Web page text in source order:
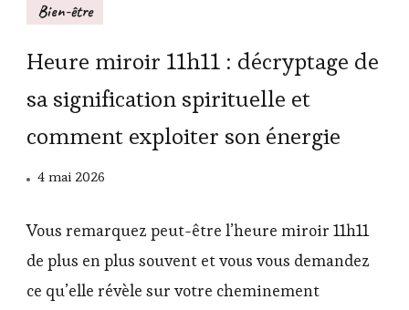
Bien-être
Heure miroir 11h11 : décryptage de
sa signification spirituelle et
comment exploiter son énergie
4 mai 2026
Vous remarquez peut-être l’heure miroir 11h11
de plus en plus souvent et vous vous demandez
ce qu’elle révèle sur votre cheminement